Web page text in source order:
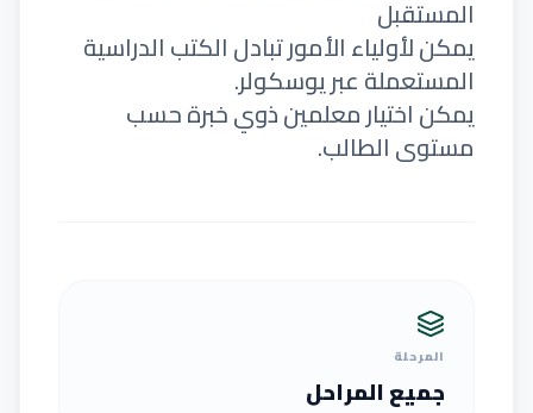
المستقبل
يمكن لأولياء الأمور تبادل الكتب الدراسية
المستعملة عبر يوسكولر.
يمكن اختيار معلمين ذوي خبرة حسب
مستوى الطالب.
المرحلة
جميع المراحل